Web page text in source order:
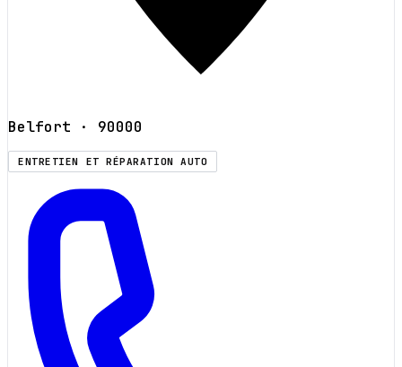
Belfort · 90000
ENTRETIEN ET RÉPARATION AUTO